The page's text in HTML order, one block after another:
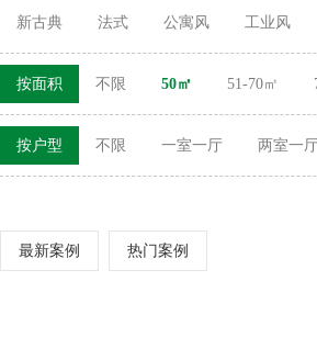
新古典 法式 公寓风 工业风
按面积 不限 50㎡ 51-70㎡
按户型 不限 一室一厅 两室一
最新案例 热门案例